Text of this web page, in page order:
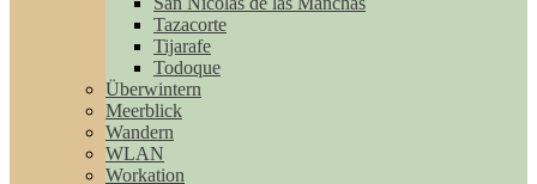
Tazacorte
Tijarafe
Todoque
Überwintern
Meerblick
Wandern
WLAN
Workation